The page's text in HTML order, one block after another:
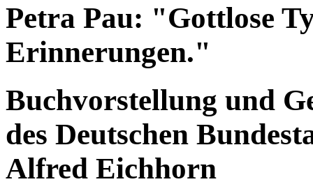
Petra Pau: "Gottlose
Erinnerungen."
Buchvorstellung und
des Deutschen
Alfred Eichhorn